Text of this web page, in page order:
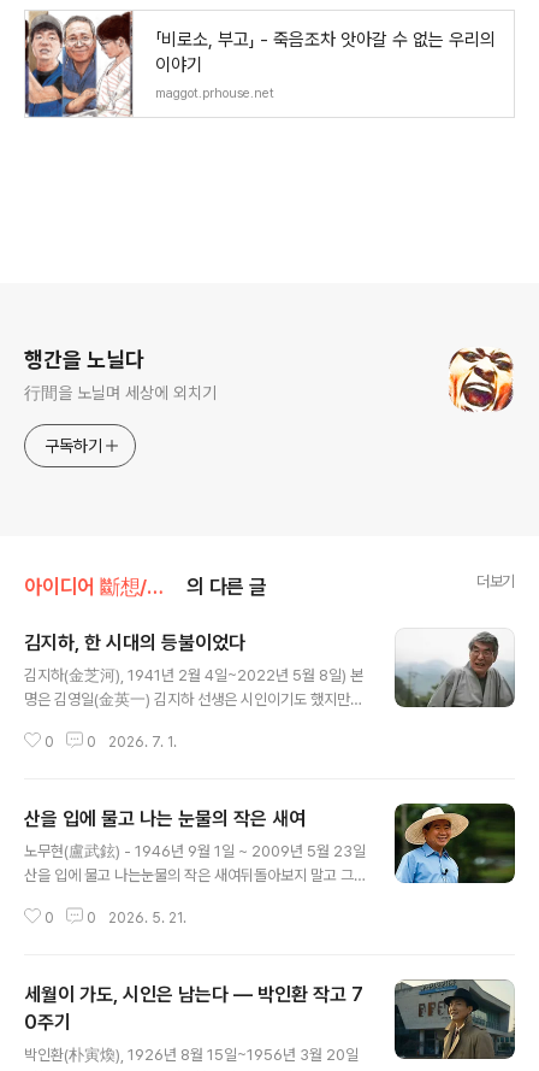
「비로소, 부고」 - 죽음조차 앗아갈 수 없는 우리의
이야기
maggot.prhouse.net
행간을 노닐다
行間을 노닐며 세상에 외치기
구독하기
아이디어 斷想/부고 · 추모 사이트를 위한 斷想 의 다른 글 더보기
김지하, 한 시대의 등불이었다
김지하(金芝河), 1941년 2월 4일~2022년 5월 8일) 본
명은 김영일(金英一) 김지하 선생은 시인이기도 했지만한
칼이 들어있다.한 시대를 호령하고나아가 향도한 시인이
갈 것 같은그야말로 칼이 들어있었다.고생 많이 하며 살다
가 가셨으니거기 가셔서는평화롭게 아프지 말고다툼 속에
서힘들지 말고평화롭게사셨으면 좋겠다.—나태주
0 0 2026. 7. 1.
산을 입에 물고 나는 눈물의 작은 새여
노무현(盧武鉉) - 1946년 9월 1일 ~ 2009년 5월 23일
산을 입에 물고 나는눈물의 작은 새여뒤돌아보지 말고 그
상여 타고 • 부치지 않은 편지—정호승 그대 죽어 별이 되
언 땅에 그대 묻고 돌아오던 날산도 강도 뒤따라와 피울음
울었으나그대 별의 넋이 되지 않아도 좋다.잎새에 이는 바
람이 길을 멈추고새벽이슬에 새벽하늘이 다 젖었다.우리들
0 0 2026. 5. 21.
세월이 가도, 시인은 남는다 — 박인환 작고 7
0주기
박인환(朴寅煥), 1926년 8월 15일~1956년 3월 20일